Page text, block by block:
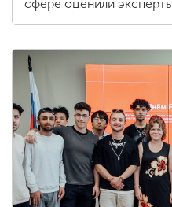
сфере оценили